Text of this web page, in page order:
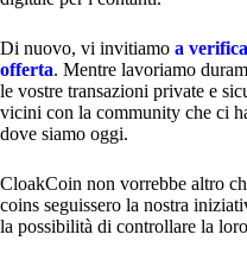
Di nuovo, vi invitiamo a
offerta. Mentre lavoriamo
le vostre transazioni private e
vicini con la community che ci
dove siamo oggi.
CloakCoin non vorrebbe altro
coins seguissero la nostra
la possibilità di controllare la